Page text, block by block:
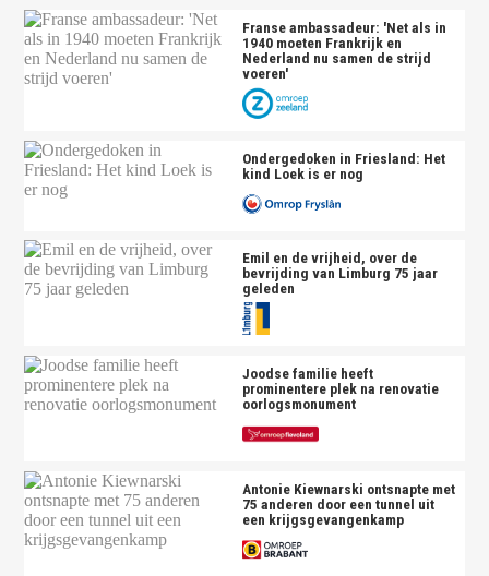
Franse ambassadeur: 'Net als in
1940 moeten Frankrijk en
Nederland nu samen de strijd
voeren'
Ondergedoken in Friesland: Het
kind Loek is er nog
Emil en de vrijheid, over de
bevrijding van Limburg 75 jaar
geleden
Joodse familie heeft
prominentere plek na renovatie
oorlogsmonument
Antonie Kiewnarski ontsnapte met
75 anderen door een tunnel uit
een krijgsgevangenkamp